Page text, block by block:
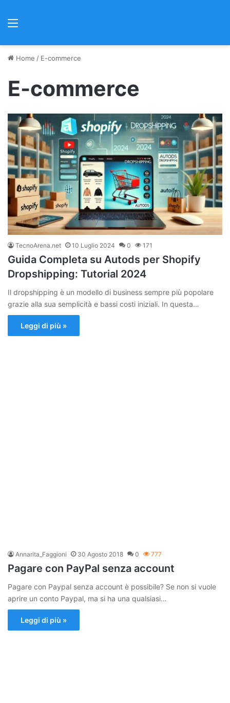
Home / E-commerce
E-commerce
TecnoArena.net 10 Luglio 2024 0 171
Guida Completa su Autods per Shopify
Dropshipping: Tutorial 2024
Il dropshipping è un modello di business sempre più popolare
grazie alla sua semplicità e bassi costi iniziali. In questa…
Leggi di più »
Annarita_Faggioni 30 Agosto 2018 0 777
Pagare con PayPal senza account
Pagare con Paypal senza account è possibile? Se non si vuole
aprire un conto Paypal, ma si ha una qualsiasi…
Leggi di più »